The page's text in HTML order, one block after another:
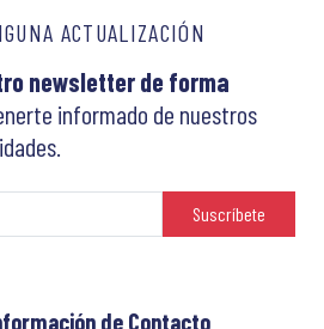
ACTUALIZACIÓN
newsletter de forma
informado de nuestros
Suscríbete
de Contacto